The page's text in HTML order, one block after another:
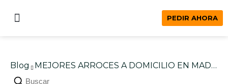
PEDIR AHORA
Blog MEJORES ARROCES A DOMICILIO EN MADRID EN 2026: GUÍA DEFINITIVA Y COMPARATIVA REAL